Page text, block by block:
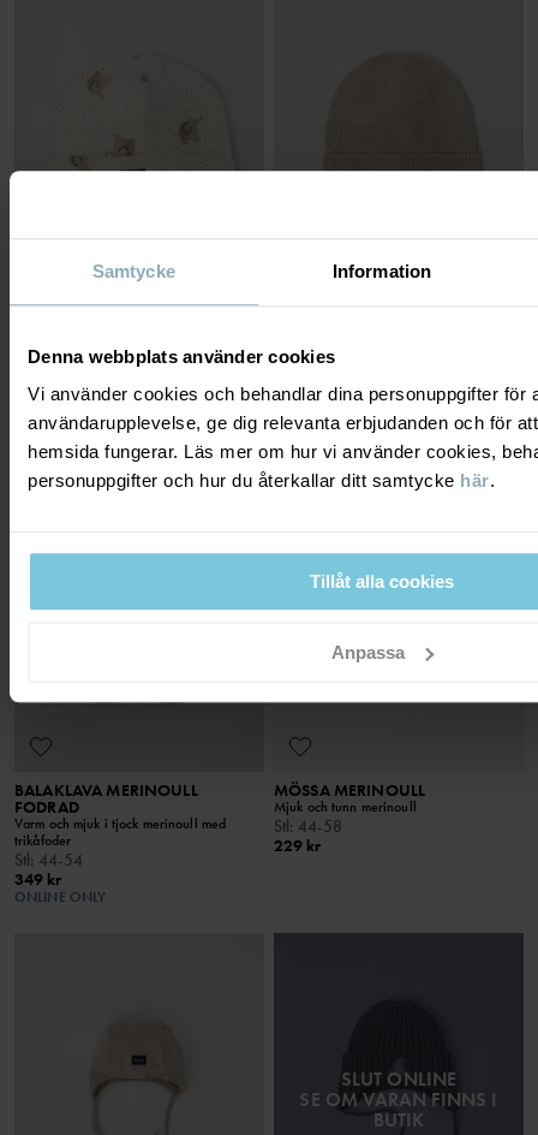
Samtycke Information
Denna webbplats använder cookies
Vi använder cookies och behandlar dina personuppgifter för
användarupplevelse, ge dig relevanta erbjudanden och för
hemsida fungerar. Läs mer om hur vi använder cookies,
personuppgifter och hur du återkallar ditt samtycke här.
Tillåt alla cookies
Anpassa
sömmar
Stl:36-46
99 kr
Stl:36-50
399 kr
BALAKLAVA MERINOULL
FODRAD
Varm och mjuk i tjock merinoull med
trikåfoder
Stl: 44-54
349 kr
ONLINE ONLY
MÖSSA MERINOULL
Mjuk och tunn merinoull
Stl: 44-58
229 kr
SLUT ONLINE
SE OM VARAN FINNS I
BUTIK